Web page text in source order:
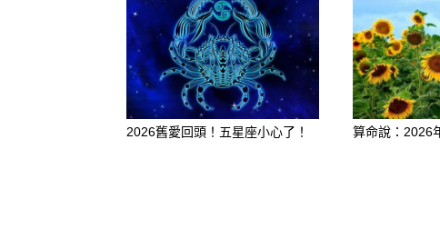
2026舊愛回頭！五星座小心了！ 算命說：2026